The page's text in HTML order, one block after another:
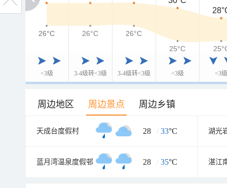
<3级 3-4级转<3级 3-4级转<3级 <3级 <3级
26°C
26°C 26°C
26°C
25°C
周边地区 周边景点 周边乡镇
天成台度假村 28 / 33°C 湖光
蓝月湾温泉度假邨 28 / 35°C